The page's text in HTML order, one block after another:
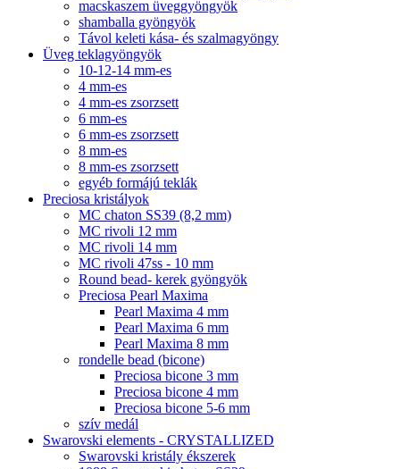
macskaszem üveggyöngyök
shamballa gyöngyök
Távol keleti kása- és szalmagyöngy
Üveg teklagyöngyök
10-12-14 mm-es
4 mm-es
4 mm-es zsorzsett
6 mm-es
6 mm-es zsorzsett
8 mm-es
8 mm-es zsorzsett
egyéb formájú teklák
Preciosa kristályok
MC chaton SS39 (8,2 mm)
MC rivoli 12 mm
MC rivoli 14 mm
MC rivoli 47ss - 10 mm
Round bead- kerek gyöngyök
Preciosa Pearl Maxima
Pearl Maxima 4 mm
Pearl Maxima 6 mm
Pearl Maxima 8 mm
rondelle bead (bicone)
Preciosa bicone 3 mm
Preciosa bicone 4 mm
Preciosa bicone 5-6 mm
szív medál
Swarovski elements - CRYSTALLIZED
Swarovski kristály ékszerek